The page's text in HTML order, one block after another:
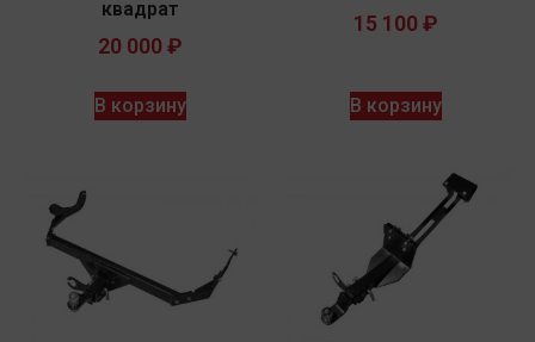
квадрат
20 000 ₽
В корзину
15 100 ₽
В корзину